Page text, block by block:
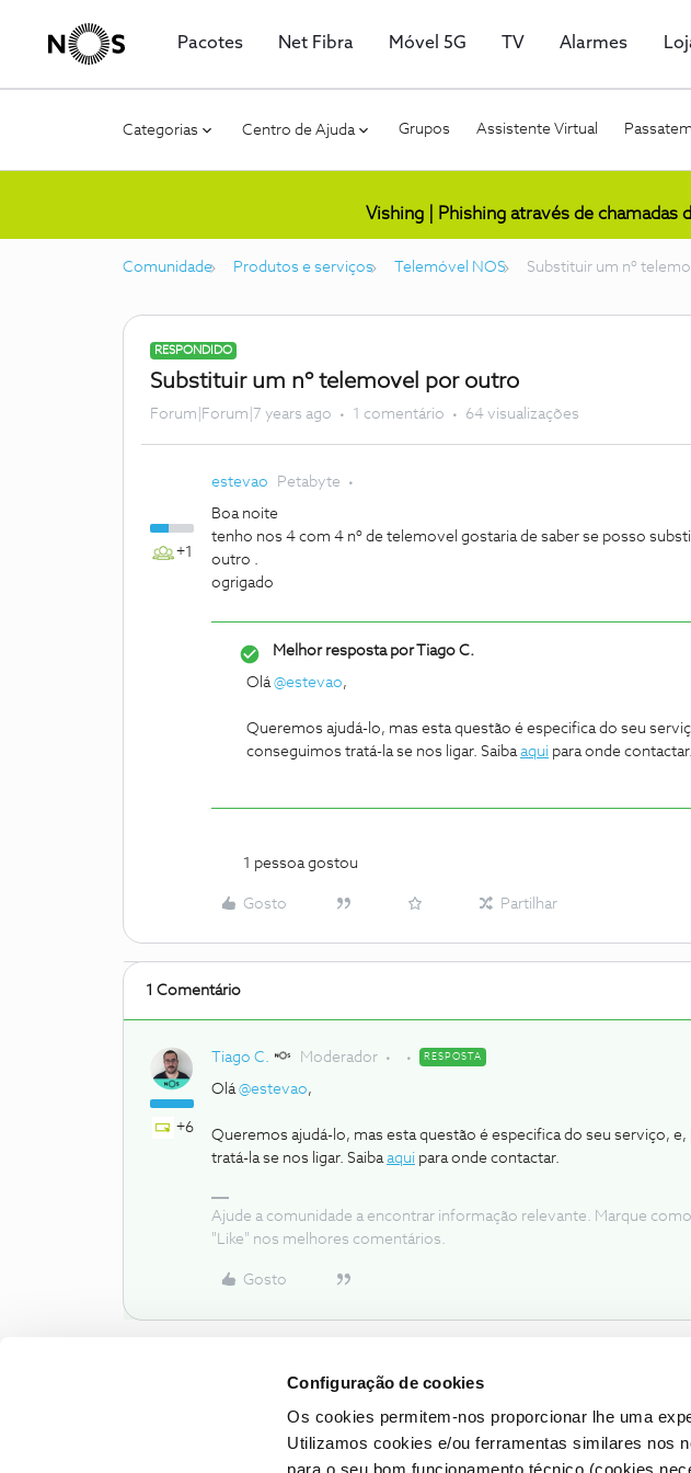
Configuração de cookies
Os cookies permitem-nos proporcionar lhe uma
Utilizamos cookies e/ou ferramentas similares nos
Pacotes Net Fibra Móvel 5G TV Alarmes
Categorias Centro de Ajuda Grupos Assistente Virtual
Vishing | Phishing através de chamadas
Comunidade Produtos e serviços Telemóvel NOS Substituir um nº
RESPONDIDO
Substituir um nº telemovel por outro
Forum|Forum|7 years ago 1 comentário 64 visualizações
+1
estevao Petabyte
Boa noite
tenho nos 4 com 4 nº de telemovel gostaria de saber se posso
outro .
ogrigado
Melhor resposta porTiago C.
Olá@estevao,
Queremos ajudá-lo, mas esta questão é especifica do seu
conseguimos tratá-la se nos ligar. Saibaaqui para onde contactar.
1 pessoa gostou
Gosto Partilhar
1 Comentário
+6
Tiago C. Moderador RESPOSTA
Olá@estevao,
Queremos ajudá-lo, mas esta questão é especifica do seu serviço,
tratá-la se nos ligar. Saibaaqui para onde contactar.
Ajude a comunidade a encontrar informação relevante. Marque
"Like" nos melhores comentários.
Gosto